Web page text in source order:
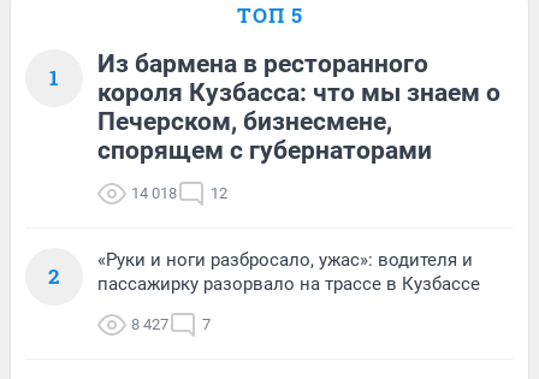
ТОП 5
1
Из бармена в ресторанного
короля Кузбасса: что мы знаем о
Печерском, бизнесмене,
спорящем с губернаторами
14 018 12
2
«Руки и ноги разбросало, ужас»: водителя и
пассажирку разорвало на трассе в Кузбассе
8 427 7